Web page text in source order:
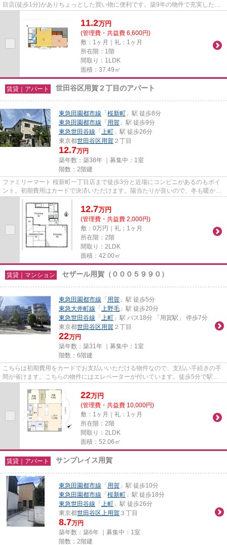
目店(徒歩1分)がありちょっとした買い物に便利です。築9年の物件で充実した毎
日を過ごしませんか。こちら...
11.2万円
(管理費・共益費 6,600円)
敷：1ヶ月｜礼：1ヶ月
所在階：1階
間取り：1LDK
面積：37.49㎡
賃貸｜アパート 世田谷区用賀２丁目のアパート
東急田園都市線 「桜新町 」駅 徒歩8分
東急田園都市線 「用賀 」駅 徒歩9分
東急世田谷線 「 上町 」駅 徒歩26分
東京都世田谷区用賀 ２丁目
12.7万円
築年数：築38年 ｜募集中： 1室
階数：2階建
ファミリーマート 桜新町一丁目店まで徒歩3分と近場にコンビニがあるのもポイ
ント。初期費用はカードで決済いただけます。陽当たりが良いので、冬も暖かく
快適に過ごすことができます...
12.7万円
(管理費・共益費 2,000円)
敷：0万円｜礼：1ヶ月
所在階：2階
間取り：2LDK
面積：42.00㎡
賃貸｜マンション セザール用賀（０００５９９０）
東急田園都市線 「用賀 」駅 徒歩5分
東急大井町線 「 上野毛 」駅 徒歩20分
東急世田谷線 「 上町 」駅 バス18分 「用賀駅」 停歩7分
東京都世田谷区用賀 ２丁目
22万円
築年数：築31年 ｜募集中： 1室
階数：6階建
こちらは初期費用をカードでお支払いいただける物件なので、支払い手続きの手
間が省けます。こちらの物件にはエレベーターが付いています。徒歩5分で駅に
アクセスできる物件です。防犯...
22万円
(管理費・共益費 10,000円)
敷：1ヶ月｜礼：1ヶ月
所在階：2階
間取り：2LDK
面積：52.06㎡
賃貸｜アパート サンプレイス用賀
東急田園都市線 「用賀 」駅 徒歩10分
東急田園都市線 「桜新町 」駅 徒歩18分
東急世田谷線 「 上町 」駅 徒歩26分
東京都世田谷区 上用賀 ３丁目
8.7万円
築年数：築6年 ｜募集中： 1室
階数：2階建